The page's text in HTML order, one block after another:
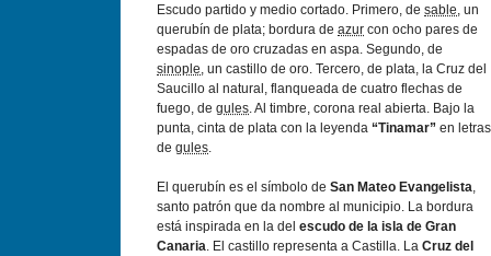
Escudo partido y medio cortado. Primero, de sable, un
querubín de plata; bordura de azur con ocho pares de
espadas de oro cruzadas en aspa. Segundo, de
sinople, un castillo de oro. Tercero, de plata, la Cruz del
Saucillo al natural, flanqueada de cuatro flechas de
fuego, de gules. Al timbre, corona real abierta. Bajo la
punta, cinta de plata con la leyenda “Tinamar” en letras
de gules.
El querubín es el símbolo de San Mateo Evangelista,
santo patrón que da nombre al municipio. La bordura
está inspirada en la del escudo de la isla de Gran
Canaria. El castillo representa a Castilla. La Cruz del